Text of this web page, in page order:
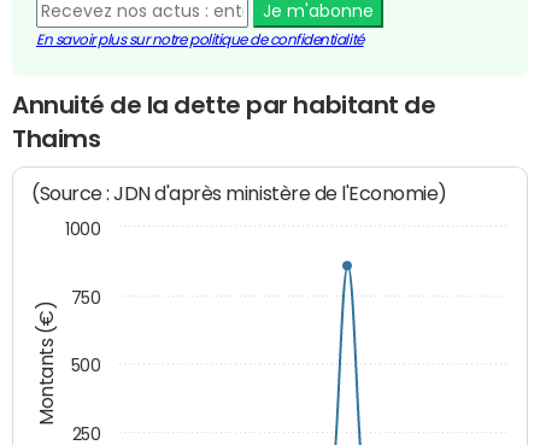
Je m'abonne
En savoir plus sur notre politique de confidentialité
Annuité de la dette par habitant de
Thaims
Montants (€)
(Source : JDN d'après ministère de l'Economie)
250
500
750
1000